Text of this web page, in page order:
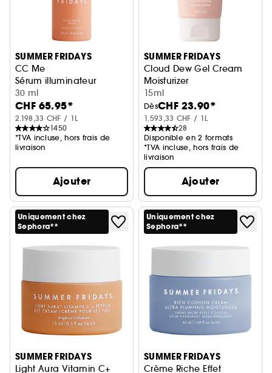
SUMMER FRIDAYS
CC Me
Sérum illuminateur
30 ml
CHF 65.95*
2.198,33 CHF / 1L
1450
*TVA incluse, hors frais de
livraison
Ajouter
SUMMER FRIDAYS
Cloud Dew Gel Cream
Moisturizer
Gel-crème hydratant
15ml
DèsCHF 23.90*
1.593,33 CHF / 1L
28
Disponible en 2 formats
*TVA incluse, hors frais de
livraison
Ajouter
Uniquement chez
Sephora**
SUMMER FRIDAYS
Light Aura Vitamin C+
Uniquement chez
Sephora**
SUMMER FRIDAYS
Crème Riche Effet